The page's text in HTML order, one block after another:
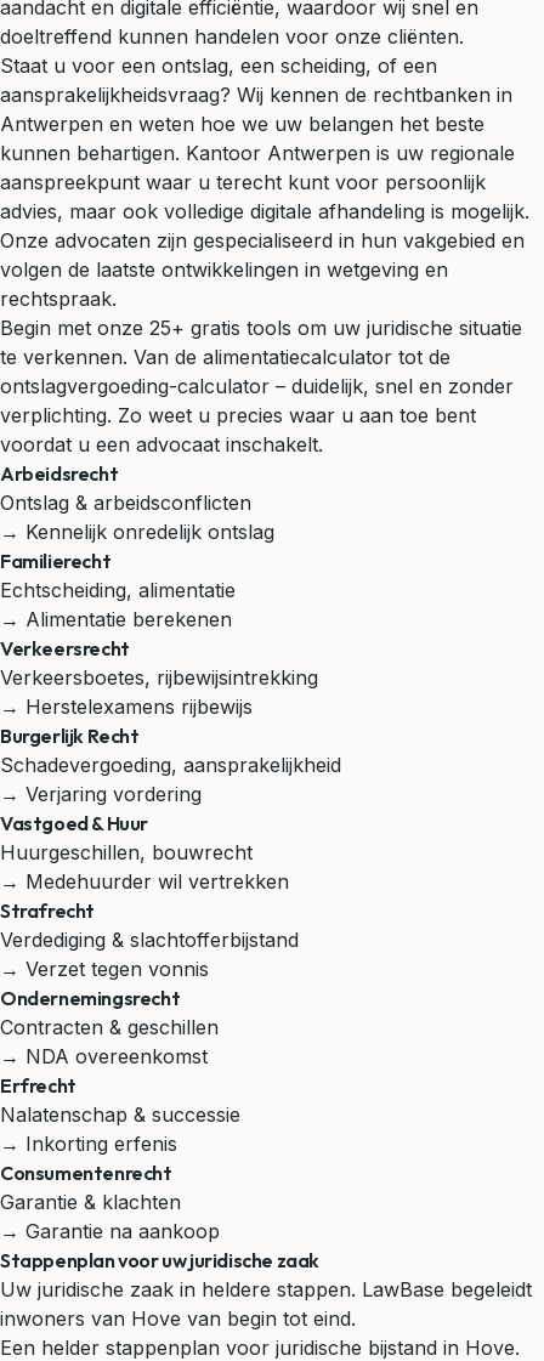
aandacht en digitale efficiëntie, waardoor wij snel en
doeltreffend kunnen handelen voor onze cliënten.
Staat u voor een ontslag, een scheiding, of een
aansprakelijkheidsvraag? Wij kennen de rechtbanken in
Antwerpen en weten hoe we uw belangen het beste
kunnen behartigen. Kantoor Antwerpen is uw regionale
aanspreekpunt waar u terecht kunt voor persoonlijk
advies, maar ook volledige digitale afhandeling is mogelijk.
Onze advocaten zijn gespecialiseerd in hun vakgebied en
volgen de laatste ontwikkelingen in wetgeving en
rechtspraak.
Begin met onze 25+ gratis tools om uw juridische situatie
te verkennen. Van de alimentatiecalculator tot de
ontslagvergoeding-calculator – duidelijk, snel en zonder
verplichting. Zo weet u precies waar u aan toe bent
voordat u een advocaat inschakelt.
Arbeidsrecht
Ontslag & arbeidsconflicten
→ Kennelijk onredelijk ontslag
Familierecht
Echtscheiding, alimentatie
→ Alimentatie berekenen
Verkeersrecht
Verkeersboetes, rijbewijsintrekking
→ Herstelexamens rijbewijs
Burgerlijk Recht
Schadevergoeding, aansprakelijkheid
→ Verjaring vordering
Vastgoed & Huur
Huurgeschillen, bouwrecht
→ Medehuurder wil vertrekken
Strafrecht
Verdediging & slachtofferbijstand
→ Verzet tegen vonnis
Ondernemingsrecht
Contracten & geschillen
→ NDA overeenkomst
Erfrecht
Nalatenschap & successie
→ Inkorting erfenis
Consumentenrecht
Garantie & klachten
→ Garantie na aankoop
Stappenplan voor uw juridische zaak
Uw juridische zaak in heldere stappen. LawBase begeleidt
inwoners van Hove van begin tot eind.
Een helder stappenplan voor juridische bijstand in Hove.